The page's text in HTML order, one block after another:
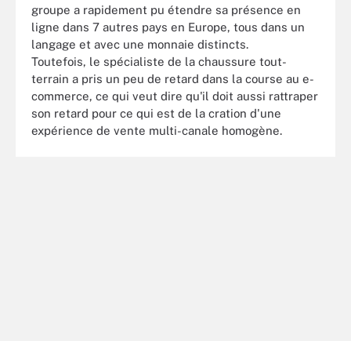
groupe a rapidement pu étendre sa présence en
ligne dans 7 autres pays en Europe, tous dans un
langage et avec une monnaie distincts.
Toutefois, le spécialiste de la chaussure tout-
terrain a pris un peu de retard dans la course au e-
commerce, ce qui veut dire qu'il doit aussi rattraper
son retard pour ce qui est de la cration d'une
expérience de vente multi-canale homogène.